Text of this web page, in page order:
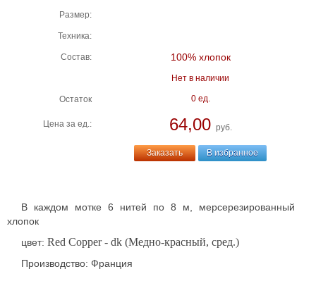
Размер:
Техника:
Состав: 100% хлопок
Нет в наличии
Остаток 0 ед.
Цена за ед.: 64,00 руб.
Заказать В избранное
В каждом мотке 6 нитей по 8 м, мерсерезированный
хлопок
цвет: Red Copper - dk (Медно-красный, сред.)
Производство: Франция